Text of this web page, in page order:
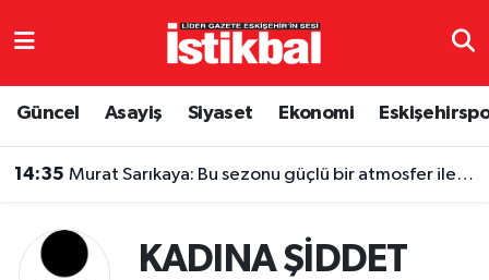
Güncel Asayiş Siyaset Ekonomi
14:35 Murat Sarıkaya: Bu sezonu güçlü bir atmosfer ile açacağız
KADINA ŞİDDET
Eskişehirspor
Siyaset
Eskişehir Nöbetçi Eczaneler
Eskişehir Trafik Yoğunluk Haritası